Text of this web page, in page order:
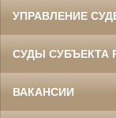
УПРАВЛЕНИЕ
СУДЫ СУБЪЕКТА
ВАКАНСИИ